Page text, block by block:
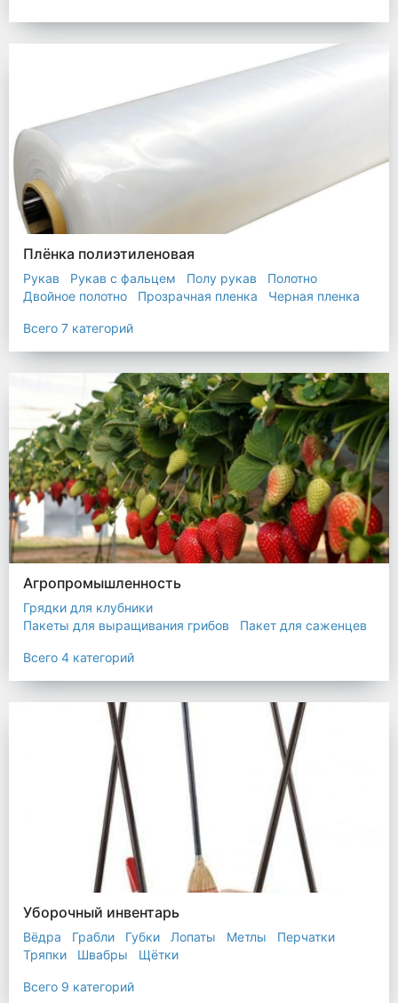
Плёнка полиэтиленовая
Рукав Рукав с фальцем Полу рукав
Полотно
Двойное полотно
Прозрачная пленка Черная пленка
Всего 7 категорий
Агропромышленность
Грядки для клубники
Пакеты для выращивания грибов
Пакет для саженцев
Всего 4 категорий
Уборочный инвентарь
Вёдра Грабли Губки Лопаты Метлы
Перчатки
Тряпки
Швабры Щётки
Всего 9 категорий